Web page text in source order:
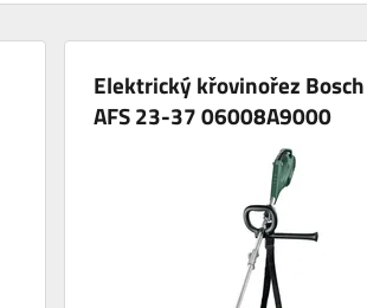
Elektrický křovinořez Bosch
AFS 23-37 06008A9000